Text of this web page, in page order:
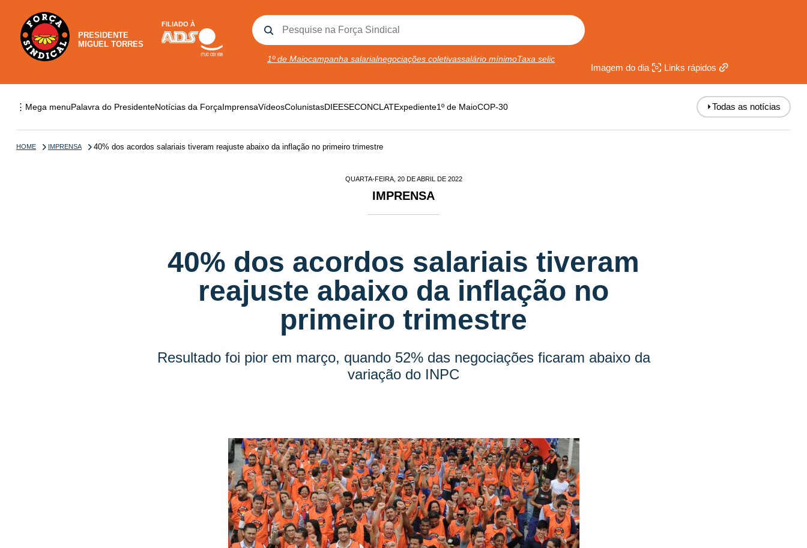
PRESIDENTE
MIGUEL TORRES
FILIADO À
1º de Maiocampanha salarialnegociações coletivassalário mínimoTaxa selic
Imagem do dia Links rápidos
⋮ Mega menuPalavra do PresidenteNotícias da ForçaImprensaVídeosColunistasDIEESECONCLATExpediente1º de MaioCOP-30 ⏵Todas as notícias
HOME IMPRENSA 40% dos acordos salariais tiveram reajuste abaixo da inflação no primeiro trimestre
QUARTA-FEIRA, 20 DE ABRIL DE 2022
IMPRENSA
40% dos acordos salariais tiveram
reajuste abaixo da inflação no
primeiro trimestre
Resultado foi pior em março, quando 52% das negociações ficaram abaixo da
variação do INPC